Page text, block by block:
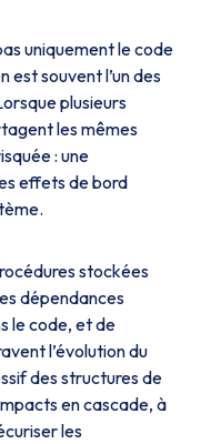
uniquement le code
est souvent l’un des
plusieurs
les mêmes
: une
effets de bord
stockées
dépendances
le code, et de
l’évolution du
des structures de
en cascade, à
les